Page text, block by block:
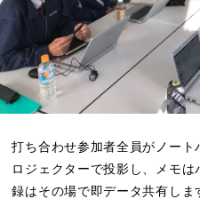
打ち合わせ参加者全員がノー
ロジェクターで投影し、メモ
録はその場で即データ共有し